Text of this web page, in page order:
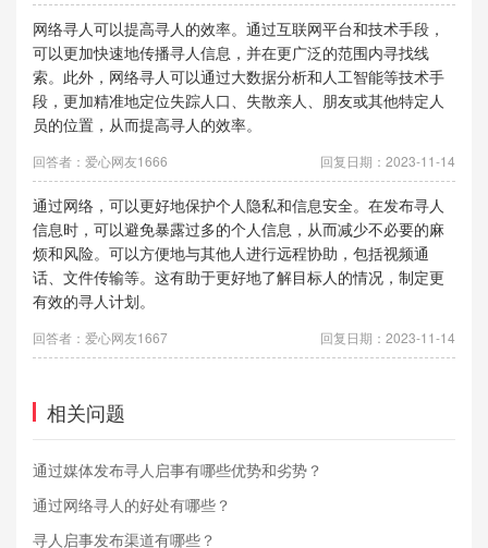
网络寻人可以提高寻人的效率。通过互联网平台和技术手段，
可以更加快速地传播寻人信息，并在更广泛的范围内寻找线
索。此外，网络寻人可以通过大数据分析和人工智能等技术手
段，更加精准地定位失踪人口、失散亲人、朋友或其他特定人
员的位置，从而提高寻人的效率。
回答者：爱心网友1666 回复日期：2023-11-14
通过网络，可以更好地保护个人隐私和信息安全。在发布寻人
信息时，可以避免暴露过多的个人信息，从而减少不必要的麻
烦和风险。可以方便地与其他人进行远程协助，包括视频通
话、文件传输等。这有助于更好地了解目标人的情况，制定更
有效的寻人计划。
回答者：爱心网友1667 回复日期：2023-11-14
相关问题
通过媒体发布寻人启事有哪些优势和劣势？
通过网络寻人的好处有哪些？
寻人启事发布渠道有哪些？